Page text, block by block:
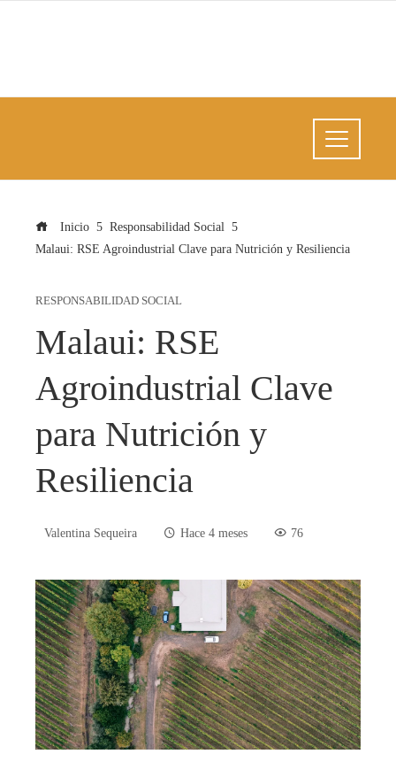
Inicio
Responsabilidad Social
Malaui: RSE Agroindustrial Clave para Nutrición y Resiliencia
RESPONSABILIDAD SOCIAL
Malaui: RSE
Agroindustrial Clave
para Nutrición y
Resiliencia
Valentina Sequeira Hace 4 meses 76